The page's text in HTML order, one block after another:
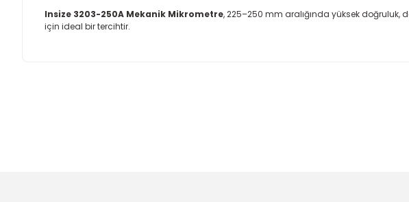
Insize 3203-250A Mekanik Mikrometre, 225–250 mm aralığında yüksek doğruluk,
için ideal bir tercihtir.